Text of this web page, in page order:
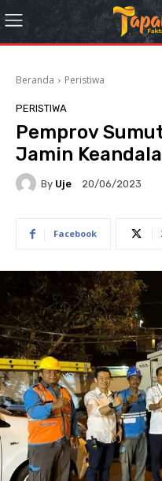
Beranda Peristiwa
PERISTIWA
Pemprov
Jamin
By Uje 20/06/2023
Facebook